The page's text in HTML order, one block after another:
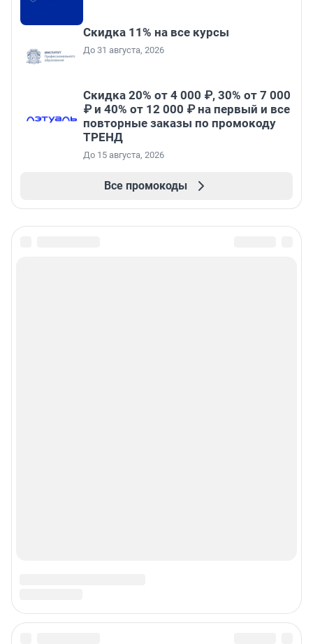
Скидка 11% на все курсы
До 31 августа, 2026
Скидка 20% от 4 000 ₽, 30% от 7 000
₽ и 40% от 12 000 ₽ на первый и все
повторные заказы по промокоду
ТРЕНД
До 15 августа, 2026
Все промокоды